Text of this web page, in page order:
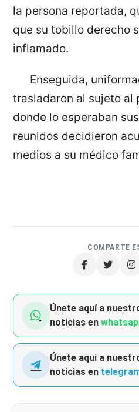
la persona reportada,
que su tobillo derecho
inflamado.
Enseguida,
trasladaron al sujeto al
donde lo esperaban
reunidos decidieron
medios a su médico
COMPARTE
Únete aquí a
noticias en
Únete aquí a
noticias en